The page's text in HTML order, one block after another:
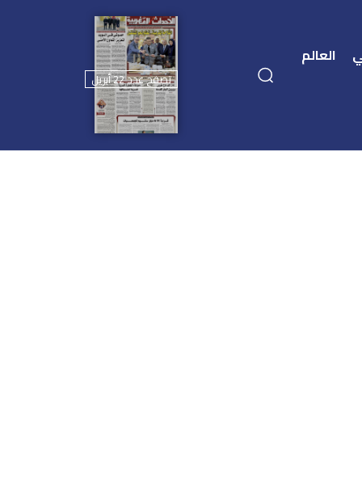
العالم
تصفح عدد 22 أبريل